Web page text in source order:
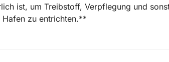
ist, um Treibstoff, Verpflegung und
zu entrichten.**
Tagesausflug mit der Yacht ab